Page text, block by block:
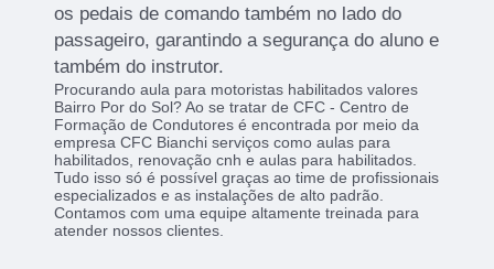
os pedais de comando também no lado do
passageiro, garantindo a segurança do aluno e
também do instrutor.
Procurando aula para motoristas habilitados valores
Bairro Por do Sol? Ao se tratar de CFC - Centro de
Formação de Condutores é encontrada por meio da
empresa CFC Bianchi serviços como aulas para
habilitados, renovação cnh e aulas para habilitados.
Tudo isso só é possível graças ao time de profissionais
especializados e as instalações de alto padrão.
Contamos com uma equipe altamente treinada para
atender nossos clientes.